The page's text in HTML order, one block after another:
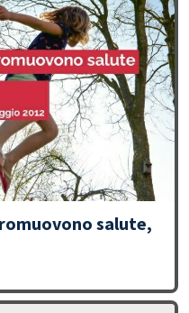
salute,